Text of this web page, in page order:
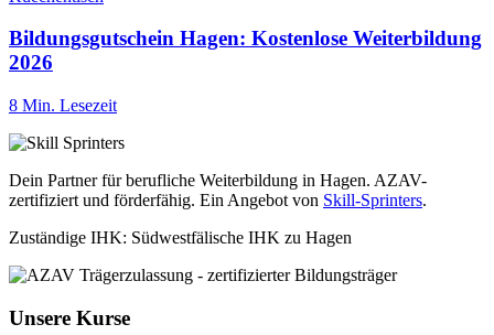
Bildungsgutschein Hagen: Kostenlose Weiterbildung
2026
8 Min. Lesezeit
Dein Partner für berufliche Weiterbildung in Hagen. AZAV-
zertifiziert und förderfähig. Ein Angebot von Skill-Sprinters.
Zuständige IHK: Südwestfälische IHK zu Hagen
Unsere Kurse